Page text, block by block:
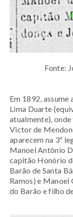
Fonte:
Em 1892,
Lima Duarte
atualmente),
Victor de
aparecem na 3ª
Manoel Antônio
capitão Honório
Barão de Santa
Ramos) e Manoel
do Barão e filho